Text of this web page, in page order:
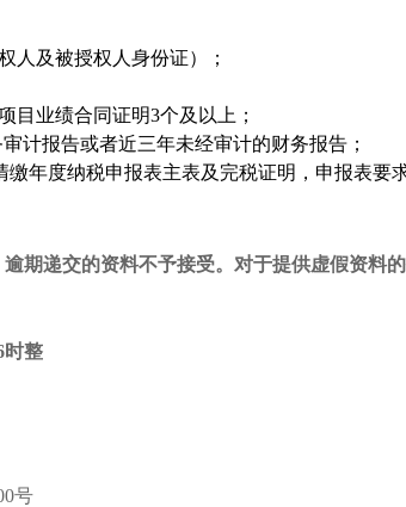
人及被授权人身份证）；
目业绩合同证明3个及以上；
计报告或者近三年未经审计的财务报告；
缴年度纳税申报表主表及完税证明，申报表要
逾期递交的资料不予接受。对于提供虚假资料
时整
号